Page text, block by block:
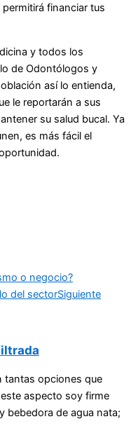
financiar tus
y todos los
de Odontólogos y
así lo entienda,
le reportarán a sus
su salud bucal. Ya
es más fácil el
o negocio?
del sectorSiguiente
tantas opciones que
aspecto soy firme
bebedora de agua nata;